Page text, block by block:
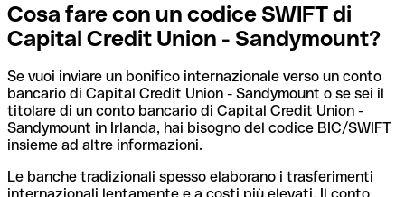
Cosa fare con un codice SWIFT di
Capital Credit Union - Sandymount?
Se vuoi inviare un bonifico internazionale verso un conto
bancario di Capital Credit Union - Sandymount o se sei il
titolare di un conto bancario di Capital Credit Union -
Sandymount in Irlanda, hai bisogno del codice BIC/SWIFT
insieme ad altre informazioni.
Le banche tradizionali spesso elaborano i trasferimenti